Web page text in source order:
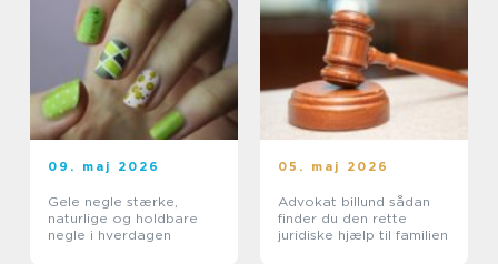
09. maj 2026
Gele negle stærke,
naturlige og holdbare
negle i hverdagen
05. maj 2026
Advokat billund sådan
finder du den rette
juridiske hjælp til familien